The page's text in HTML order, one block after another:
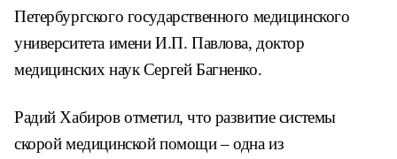
Петербургского государственного медицинского
университета имени И.П. Павлова, доктор
медицинских наук Сергей Багненко.
Радий Хабиров отметил, что развитие системы
скорой медицинской помощи – одна из